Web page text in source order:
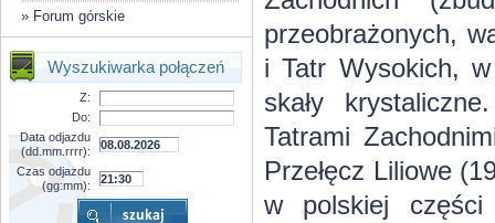
przeobrażonych,
i Tatr Wysokich,
skały
Tatrami
Przełęcz Liliowe
w polskiej części
» Forum górskie
Wyszukiwarka połączeń
Z:
Do:
Data odjazdu
(dd.mm.rrrr):
Czas odjazdu
(gg:mm):